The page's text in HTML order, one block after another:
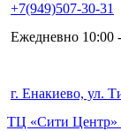
+7(949)507-30-31
Ежедневно 10:00
г. Енакиево, ул.
ТЦ «Сити Центр»